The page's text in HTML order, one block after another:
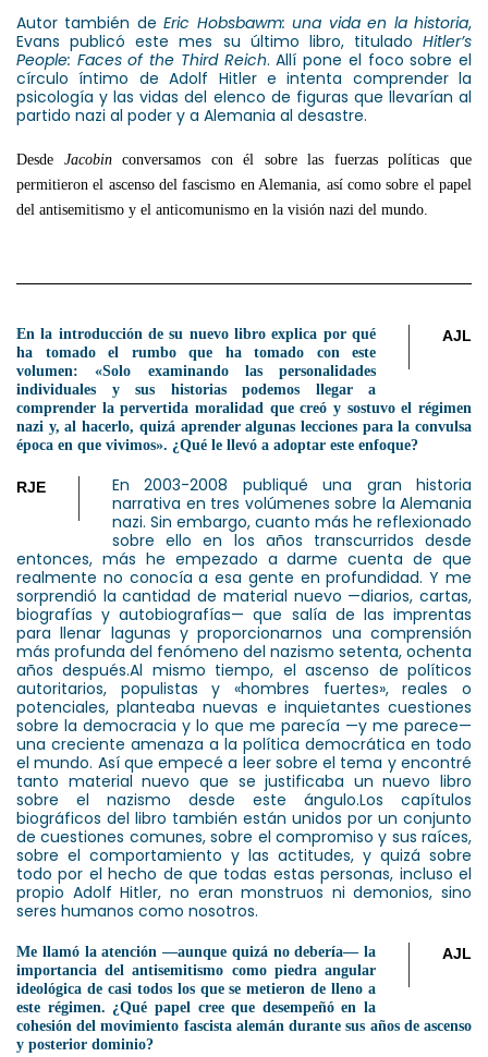
Autor también deEric Hobsbawm: una vida en la historia,
Evans publicó este mes su último libro, titulado Hitler’s
People: Faces of the Third Reich. Allí pone el foco sobre el
círculo íntimo de Adolf Hitler e intenta comprender la
psicología y las vidas del elenco de figuras que llevarían al
partido nazi al poder y a Alemania al desastre.
Desde Jacobinconversamos con él sobre las fuerzas políticas que
permitieron el ascenso del fascismo en Alemania, así como sobre el papel
del antisemitismo y el anticomunismo en la visión nazi del mundo.
AJL
En la introducción de su nuevo libro explica por qué
ha tomado el rumbo que ha tomado con este
volumen: «Solo examinando las personalidades
individuales y sus historias podemos llegar a
comprender la pervertida moralidad que creó y sostuvo el régimen
nazi y, al hacerlo, quizá aprender algunas lecciones para la convulsa
época en que vivimos». ¿Qué le llevó a adoptar este enfoque?
RJE
En 2003-2008 publiqué una gran historia
narrativa en tres volúmenes sobre la Alemania
nazi. Sin embargo, cuanto más he reflexionado
sobre ello en los años transcurridos desde
entonces, más he empezado a darme cuenta de que
realmente no conocía a esa gente en profundidad. Y me
sorprendió la cantidad de material nuevo —diarios, cartas,
biografías y autobiografías— que salía de las imprentas
para llenar lagunas y proporcionarnos una comprensión
más profunda del fenómeno del nazismo setenta, ochenta
años después.Al mismo tiempo, el ascenso de políticos
autoritarios, populistas y «hombres fuertes», reales o
potenciales, planteaba nuevas e inquietantes cuestiones
sobre la democracia y lo que me parecía —y me parece—
una creciente amenaza a la política democrática en todo
el mundo. Así que empecé a leer sobre el tema y encontré
tanto material nuevo que se justificaba un nuevo libro
sobre el nazismo desde este ángulo.Los capítulos
biográficos del libro también están unidos por un conjunto
de cuestiones comunes, sobre el compromiso y sus raíces,
sobre el comportamiento y las actitudes, y quizá sobre
todo por el hecho de que todas estas personas, incluso el
propio Adolf Hitler, no eran monstruos ni demonios, sino
seres humanos como nosotros.
AJL
Me llamó la atención —aunque quizá no debería— la
importancia del antisemitismo como piedra angular
ideológica de casi todos los que se metieron de lleno a
este régimen. ¿Qué papel cree que desempeñó en la
cohesión del movimiento fascista alemán durante sus años de ascenso
y posterior dominio?